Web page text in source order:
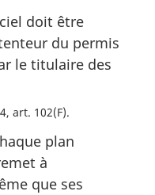
doit être
du permis
le titulaire des
art. 102(F)
plan
à
que ses